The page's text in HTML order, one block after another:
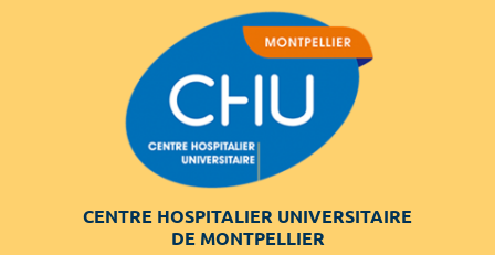
CENTRE HOSPITALIER UNIVERSITAIRE
DE MONTPELLIER